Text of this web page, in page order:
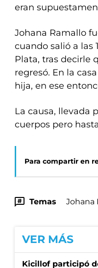
eran
Johana Ramallo
cuando salió a las
Plata, tras decirle
regresó. En la
hija, en ese
La causa, llevada
cuerpos pero
Para compartir en
Temas Johana
VER MÁS
Kicillof participó